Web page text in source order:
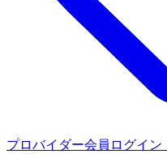
プロバイダー会員ログイン